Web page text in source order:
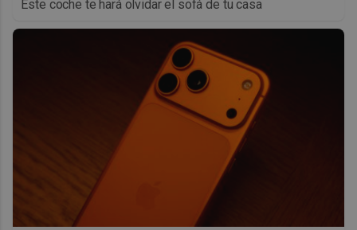
Este coche te hará olvidar el sofá de tu casa